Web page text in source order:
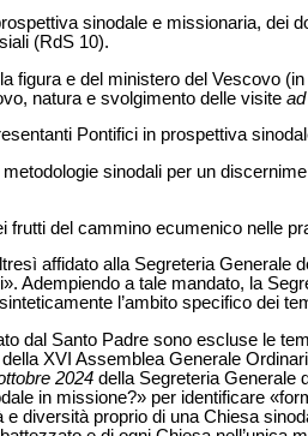
sinodale e missionaria, dei
(RdS 10).
figura e del ministero del Vescovo
natura e svolgimento delle visite
Pontifici in prospettiva
sinodali per un
frutti del cammino ecumenico nelle
affidato alla Segreteria
Adempiendo a tale mandato, la
l’ambito specifico dei
dal Santo Padre sono escluse le
XVI Assemblea Generale
2024 della Segreteria Generale
in missione?» per identificare
e diversità proprio di una Chiesa